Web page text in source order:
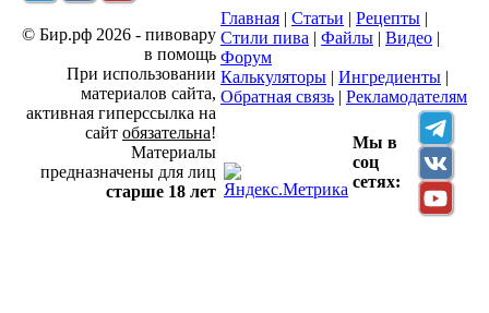
© Бир.рф 2026 - пивовару
в помощь
При использовании
материалов сайта,
активная гиперссылка на
сайт обязательна!
Материалы
предназначены для лиц
старше 18 лет
Главная | Статьи | Рецепты |
Стили пива | Файлы | Видео |
Форум
Калькуляторы | Ингредиенты |
Обратная связь | Рекламодателям
Мы в
соц
сетях: